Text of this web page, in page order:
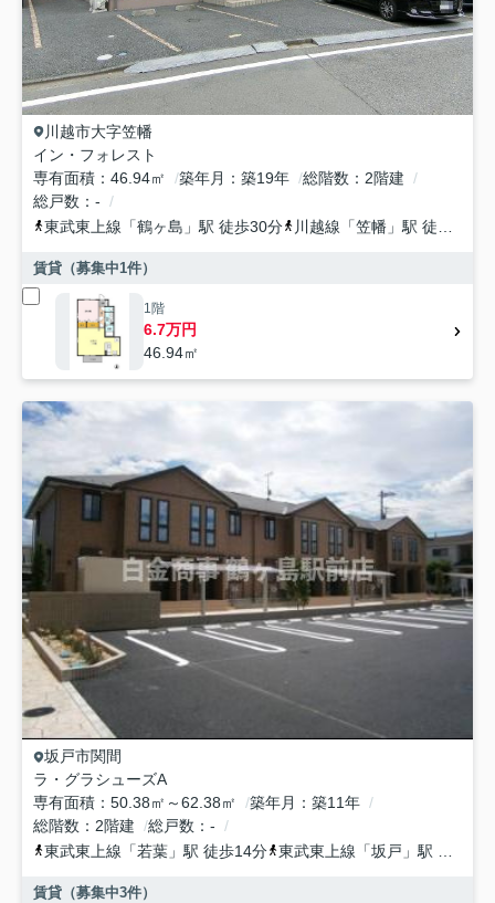
川越市大字笠幡
イン・フォレスト
専有面積
46.94㎡ 築年月 築19年 総階数
2階建
総戸数
-
東武東上線 「鶴ヶ島 」駅 徒歩30分 川越線 「笠幡 」駅 徒歩25分
賃貸（募集中1件）
1階
6.7万円
46.94㎡
坂戸市関間
ラ・グラシューズA
専有面積
50.38㎡～62.38㎡ 築年月
築11年
総階数
2階建 総戸数
-
東武東上線 「若葉 」駅 徒歩14分 東武東上線 「坂戸 」駅 徒歩14分
賃貸（募集中3件）